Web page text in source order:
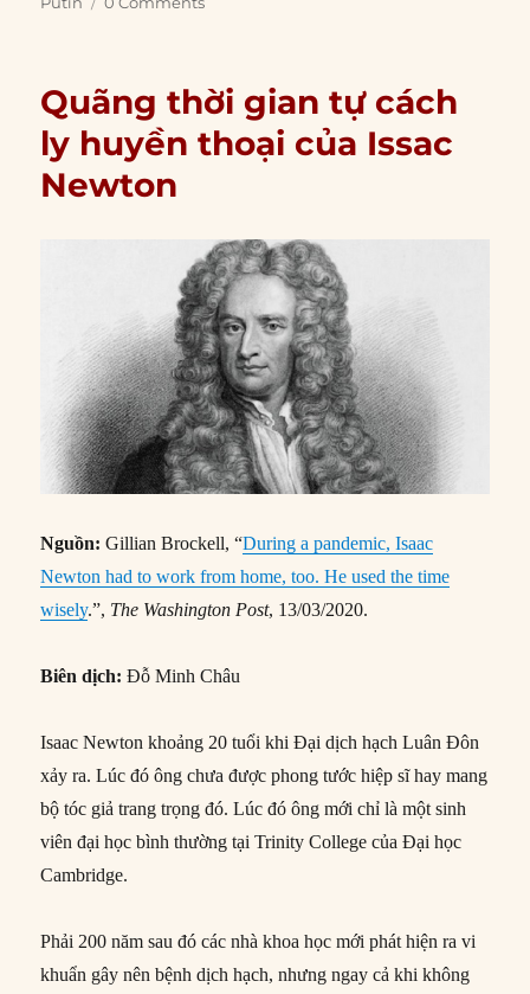
Quãng thời gian tự cách
ly huyền thoại của Issac
Newton
Nguồn: Gillian Brockell, “During a pandemic, Isaac
Newton had to work from home, too. He used the time
wisely.”, The Washington Post, 13/03/2020.
Biên dịch:Đỗ Minh Châu
Isaac Newton khoảng 20 tuổi khi Đại dịch hạch Luân Đôn
xảy ra. Lúc đó ông chưa được phong tước hiệp sĩ hay mang
bộ tóc giả trang trọng đó. Lúc đó ông mới chỉ là một sinh
viên đại học bình thường tại Trinity College của Đại học
Cambridge.
Phải 200 năm sau đó các nhà khoa học mới phát hiện ra vi
khuẩn gây nên bệnh dịch hạch, nhưng ngay cả khi không